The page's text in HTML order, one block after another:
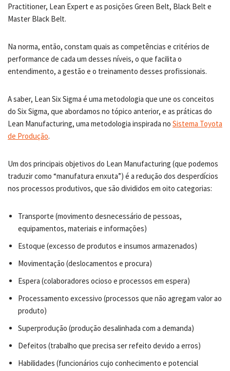
Practitioner, Lean Expert e as posições Green Belt, Black Belt e
Master Black Belt.
Na norma, então, constam quais as competências e critérios de
performance de cada um desses níveis, o que facilita o
entendimento, a gestão e o treinamento desses profissionais.
A saber, Lean Six Sigma é uma metodologia que une os conceitos
do Six Sigma, que abordamos no tópico anterior, e as práticas do
Lean Manufacturing, uma metodologia inspirada no Sistema Toyota
de Produção.
Um dos principais objetivos do Lean Manufacturing (que podemos
traduzir como “manufatura enxuta”) é a redução dos desperdícios
nos processos produtivos, que são divididos em oito categorias:
Transporte (movimento desnecessário de pessoas,
equipamentos, materiais e informações)
Estoque (excesso de produtos e insumos armazenados)
Movimentação (deslocamentos e procura)
Espera (colaboradores ocioso e processos em espera)
Processamento excessivo (processos que não agregam valor ao
produto)
Superprodução (produção desalinhada com a demanda)
Defeitos (trabalho que precisa ser refeito devido a erros)
Habilidades (funcionários cujo conhecimento e potencial